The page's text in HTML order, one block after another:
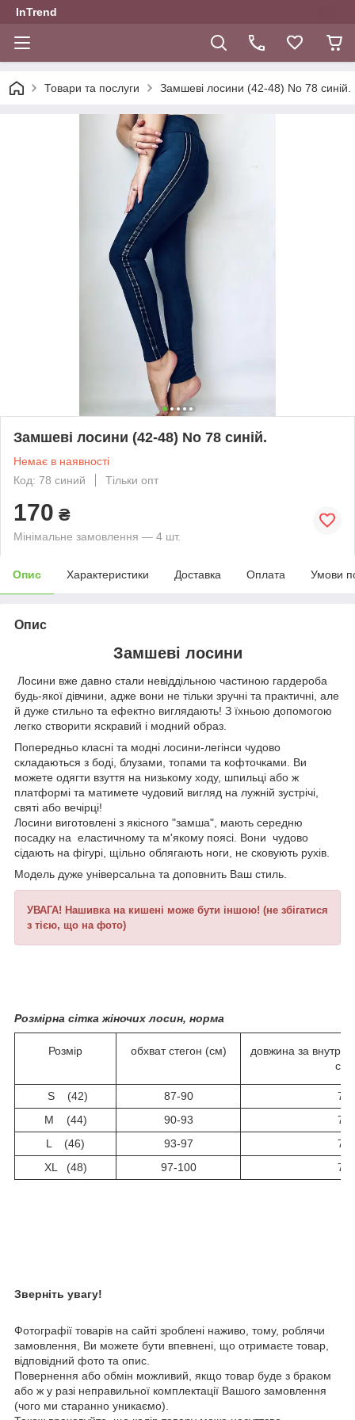
InTrend
Товари та послуги Замшеві лосини (42-48) No 78 синій.
Замшеві лосини (42-48) No 78 синій.
Немає в наявності
Код: 78 синий
Тільки опт
170 ₴
Мінімальне замовлення — 4 шт.
Опис Характеристики Доставка Оплата Умови
Опис
Замшеві лосини
Лосини вже давно стали невіддільною частиною гардероба
будь-якої дівчини, адже вони не тільки зручні та практичні, але
й дуже стильно та ефектно виглядають! З їхньою допомогою
легко створити яскравий і модний образ.
Попередньо класні та модні лосини-легінси чудово
складаються з боді, блузами, топами та кофточками. Ви
можете одягти взуття на низькому ходу, шпильці або ж
платформі та матимете чудовий вигляд на лужній зустрічі,
святі або вечірці!
Лосини виготовлені з якісного "замша", мають середню
посадку на еластичному та м'якому поясі. Вони чудово
сідають на фігурі, щільно облягають ноги, не сковують рухів.
Модель дуже універсальна та доповнить Ваш стиль.
УВАГА! Нашивка на кишені може бути іншою! (не збігатися
з тією, що на фото)
Розмірна сітка жіночих лосин, норма
Розмір обхват стегон (см)
довжина за
см)
S (42) 87-90
76
M (44)
90-93
76
L (46)
93-97
76
XL (48)
97-100 76
Зверніть увагу!
Фотографії товарів на сайті зроблені наживо, тому, роблячи
замовлення, Ви можете бути впевнені, що отримаєте товар,
відповідний фото та опис.
Повернення або обмін можливий, якщо товар буде з браком
або ж у разі неправильної комплектації Вашого замовлення
(чого ми старанно уникаємо).